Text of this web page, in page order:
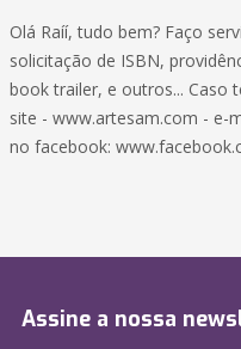
Olá Raíí, tudo bem? Faço
solicitação de ISBN,
book trailer, e outros... Caso
site - www.artesam.com - e-
no facebook:
Assine a nossa